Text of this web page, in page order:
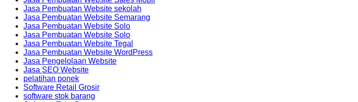
Jasa Pembuatan Website sekolah
Jasa Pembuatan Website Semarang
Jasa Pembuatan Website Solo
Jasa Pembuatan Website Solo
Jasa Pembuatan Website Tegal
Jasa Pembuatan Website WordPress
Jasa Pengelolaan Website
Jasa SEO Website
pelatihan ponek
Software Retail Grosir
software stok barang